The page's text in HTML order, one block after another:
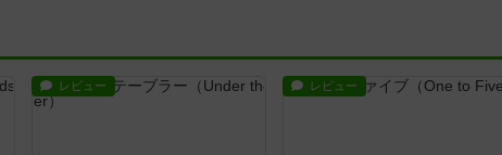
レビュー レビュー